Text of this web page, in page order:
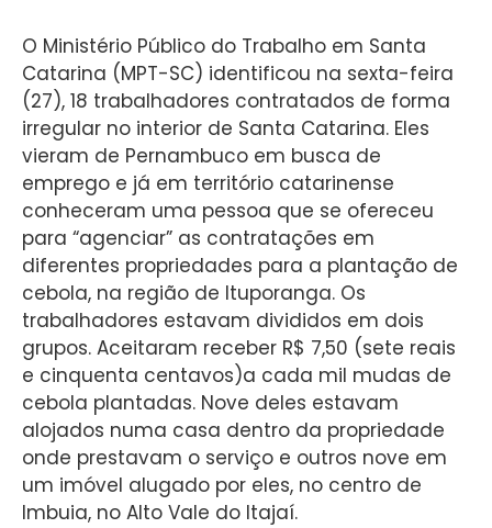
O Ministério Público do Trabalho em Santa
Catarina (MPT-SC) identificou na sexta-feira
(27), 18 trabalhadores contratados de forma
irregular no interior de Santa Catarina. Eles
vieram de Pernambuco em busca de
emprego e já em território catarinense
conheceram uma pessoa que se ofereceu
para “agenciar” as contratações em
diferentes propriedades para a plantação de
cebola, na região de Ituporanga. Os
trabalhadores estavam divididos em dois
grupos. Aceitaram receber R$ 7,50 (sete reais
e cinquenta centavos)a cada mil mudas de
cebola plantadas. Nove deles estavam
alojados numa casa dentro da propriedade
onde prestavam o serviço e outros nove em
um imóvel alugado por eles, no centro de
Imbuia, no Alto Vale do Itajaí.